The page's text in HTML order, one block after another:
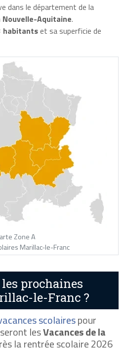
dans le département de la
Nouvelle-Aquitaine.
habitantset sa superficie de
Zone A
Marillac-le-Franc
prochaines
le-Franc ?
scolairespour
lesVacances de la
la rentrée scolaire 2026